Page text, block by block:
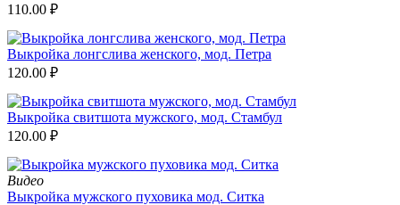
110.00 ₽
Выкройка лонгслива женского, мод. Петра
120.00 ₽
Выкройка свитшота мужского, мод. Стамбул
120.00 ₽
Видео
Выкройка мужского пуховика мод. Ситка